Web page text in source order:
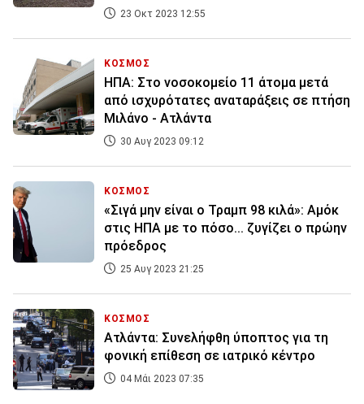
23 Οκτ 2023 12:55
ΚΟΣΜΟΣ
ΗΠΑ: Στο νοσοκομείο 11 άτομα μετά
από ισχυρότατες αναταράξεις σε πτήση
Μιλάνο - Ατλάντα
30 Αυγ 2023 09:12
ΚΟΣΜΟΣ
«Σιγά μην είναι ο Τραμπ 98 κιλά»: Αμόκ
στις ΗΠΑ με το πόσο... ζυγίζει ο πρώην
πρόεδρος
25 Αυγ 2023 21:25
ΚΟΣΜΟΣ
Ατλάντα: Συνελήφθη ύποπτος για τη
φονική επίθεση σε ιατρικό κέντρο
04 Μάι 2023 07:35